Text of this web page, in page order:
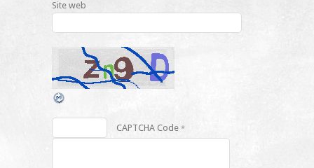
Site web
CAPTCHA Code *